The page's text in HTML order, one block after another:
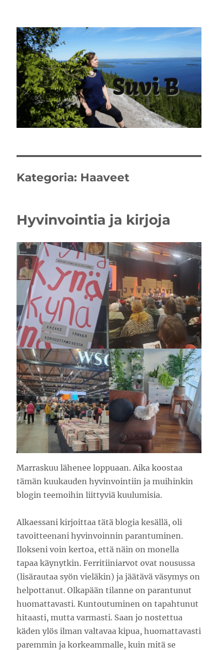
Kategoria: Haaveet
Hyvinvointia ja kirjoja
Marraskuu lähenee loppuaan. Aika koostaa
tämän kuukauden hyvinvointiin ja muihinkin
blogin teemoihin liittyviä kuulumisia.
Alkaessani kirjoittaa tätä blogia kesällä, oli
tavoitteenani hyvinvoinnin parantuminen.
Ilokseni voin kertoa, että näin on monella
tapaa käynytkin. Ferritiiniarvot ovat nousussa
(lisärautaa syön vieläkin) ja jäätävä väsymys on
helpottanut. Olkapään tilanne on parantunut
huomattavasti. Kuntoutuminen on tapahtunut
hitaasti, mutta varmasti. Saan jo nostettua
käden ylös ilman valtavaa kipua, huomattavasti
paremmin ja korkeammalle, kuin mitä se